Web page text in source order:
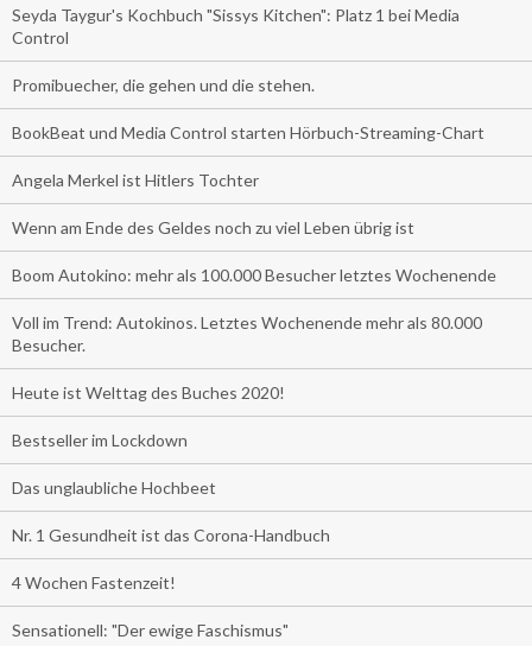
Seyda Taygur's Kochbuch "Sissys Kitchen": Platz 1 bei Media
Control
Promibuecher, die gehen und die stehen.
BookBeat und Media Control starten Hörbuch-Streaming-Chart
Angela Merkel ist Hitlers Tochter
Wenn am Ende des Geldes noch zu viel Leben übrig ist
Boom Autokino: mehr als 100.000 Besucher letztes Wochenende
Voll im Trend: Autokinos. Letztes Wochenende mehr als 80.000
Besucher.
Heute ist Welttag des Buches 2020!
Bestseller im Lockdown
Das unglaubliche Hochbeet
Nr. 1 Gesundheit ist das Corona-Handbuch
4 Wochen Fastenzeit!
Sensationell: "Der ewige Faschismus"